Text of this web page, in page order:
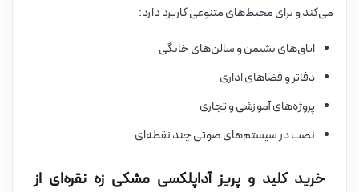
می‌کند و برای محیط‌های متنوعی کاربرد دارد:
اتاق‌های نشیمن و سالن‌های خانگی
دفاتر و فضاهای اداری
پروژه‌های آموزشی و تجاری
نصب در سیستم‌های صوتی چند نقطه‌ای
خرید کلید و پریز آداپلکسی مشکی زه نقره‌ای از